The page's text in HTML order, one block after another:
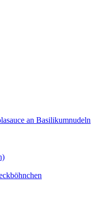
an Basilikumnudeln